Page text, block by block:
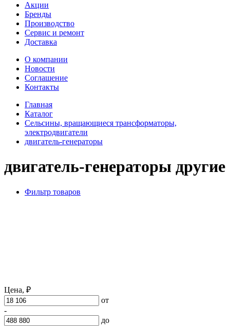
Акции
Бренды
Производство
Сервис и ремонт
Доставка
О компании
Новости
Соглашение
Контакты
Главная
Каталог
Сельсины, вращающиеся трансформаторы,
электродвигатели
двигатель-генераторы
двигатель-генераторы другие
Фильтр товаров
Цена, ₽
от
-
до